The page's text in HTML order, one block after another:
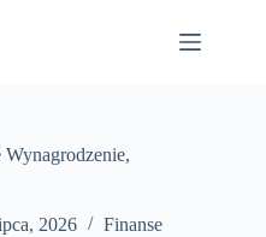
2026 Finanse